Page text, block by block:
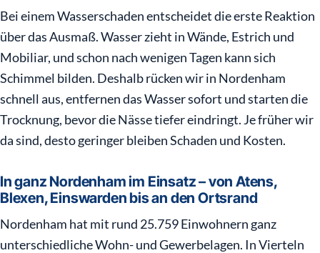
Bei einem Wasserschaden entscheidet die erste Reaktion
über das Ausmaß. Wasser zieht in Wände, Estrich und
Mobiliar, und schon nach wenigen Tagen kann sich
Schimmel bilden. Deshalb rücken wir in Nordenham
schnell aus, entfernen das Wasser sofort und starten die
Trocknung, bevor die Nässe tiefer eindringt. Je früher wir
da sind, desto geringer bleiben Schaden und Kosten.
In ganz Nordenham im Einsatz – von Atens,
Blexen, Einswarden bis an den Ortsrand
Nordenham hat mit rund 25.759 Einwohnern ganz
unterschiedliche Wohn- und Gewerbelagen. In Vierteln